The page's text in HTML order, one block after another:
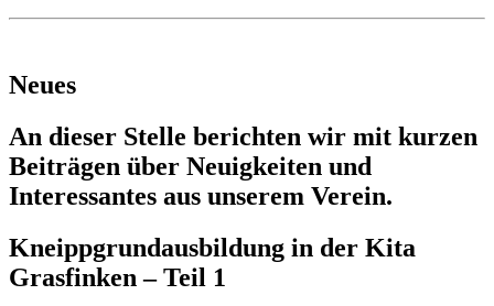
Neues
An dieser Stelle berichten wir mit kurzen
Beiträgen über Neuigkeiten und
Interessantes aus unserem Verein.
Kneippgrundausbildung in der Kita
Grasfinken – Teil 1